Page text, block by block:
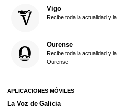
Vigo
Recibe toda la actualidad y
Ourense
Recibe toda la actualidad y
Ourense
APLICACIONES MÓVILES
La Voz de Galicia